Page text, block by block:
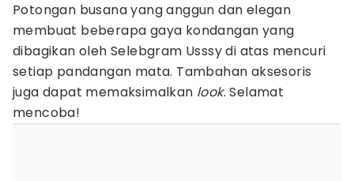
Potongan busana yang anggun dan elegan
membuat beberapa gaya kondangan yang
dibagikan oleh Selebgram Usssy di atas mencuri
setiap pandangan mata. Tambahan aksesoris
juga dapat memaksimalkan look. Selamat
mencoba!